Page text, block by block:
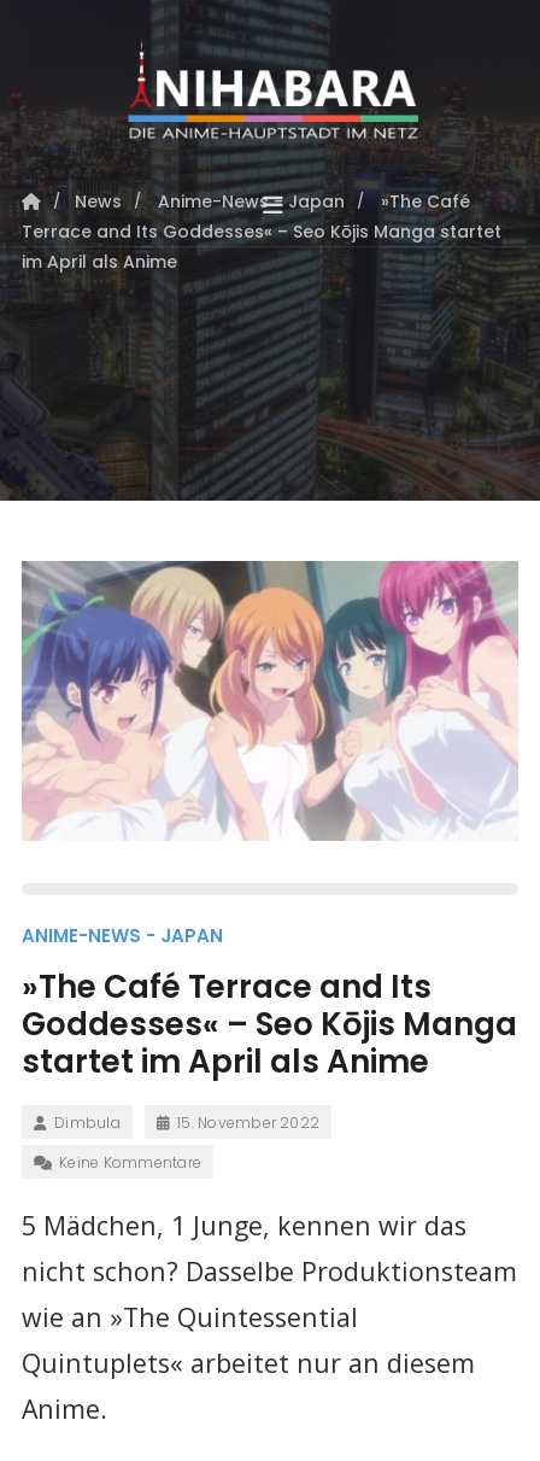
News Anime-News - Japan
»The Café
Terrace and Its Goddesses« – Seo Kōjis Manga startet
im April als Anime
ANIME-NEWS - JAPAN
»The Café Terrace and Its
Goddesses« – Seo Kōjis Manga
startet im April als Anime
Dimbula
15. November 2022
Keine Kommentare
5 Mädchen, 1 Junge, kennen wir das
nicht schon? Dasselbe Produktionsteam
wie an »The Quintessential
Quintuplets« arbeitet nur an diesem
Anime.